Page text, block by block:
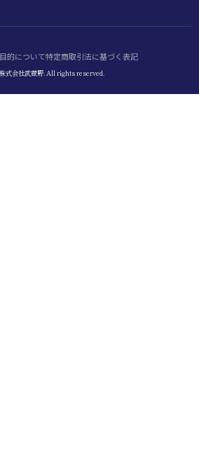
的について特定商取引法に基づく表記
式会社武蔵野. All rights reserved.